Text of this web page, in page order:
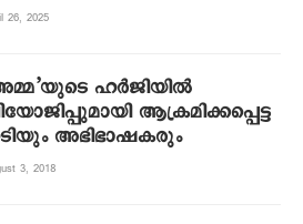
26, 2025
ഹര്‍ജിയില്‍
ആക്രമിക്കപ്പെട്ട
അഭിഭാഷകരും
3, 2018